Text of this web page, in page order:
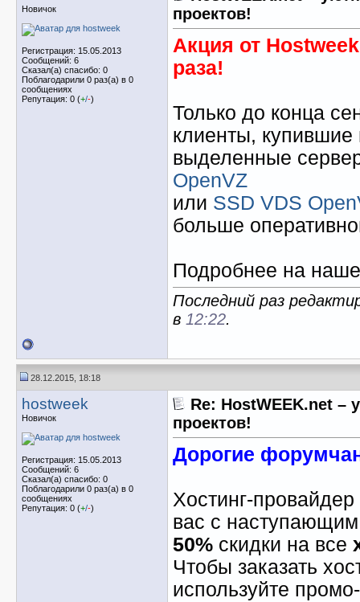
Новичок
Регистрация: 15.05.2013
Сообщений: 6
Сказал(а) спасибо: 0
Поблагодарили 0 раз(а) в 0
сообщениях
Репутация: 0 (+/-)
проектов!
Акция от
раза!
Только до конца
клиенты, купившие
выделенные
OpenVZ
или SSD VDS
больше
Подробнее на
Последний раз
в 12:22.
28.12.2015, 18:18
hostweek
Новичок
Регистрация: 15.05.2013
Сообщений: 6
Сказал(а) спасибо: 0
Поблагодарили 0 раз(а) в 0
сообщениях
Репутация: 0 (+/-)
Re: HostWEEK.net
проектов!
Дорогие
Хостинг-провайдер
вас с
50% скидки на все
Чтобы заказать
используйте